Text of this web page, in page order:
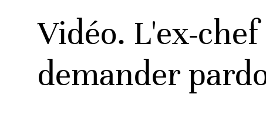
Vidéo. L'ex-
demander